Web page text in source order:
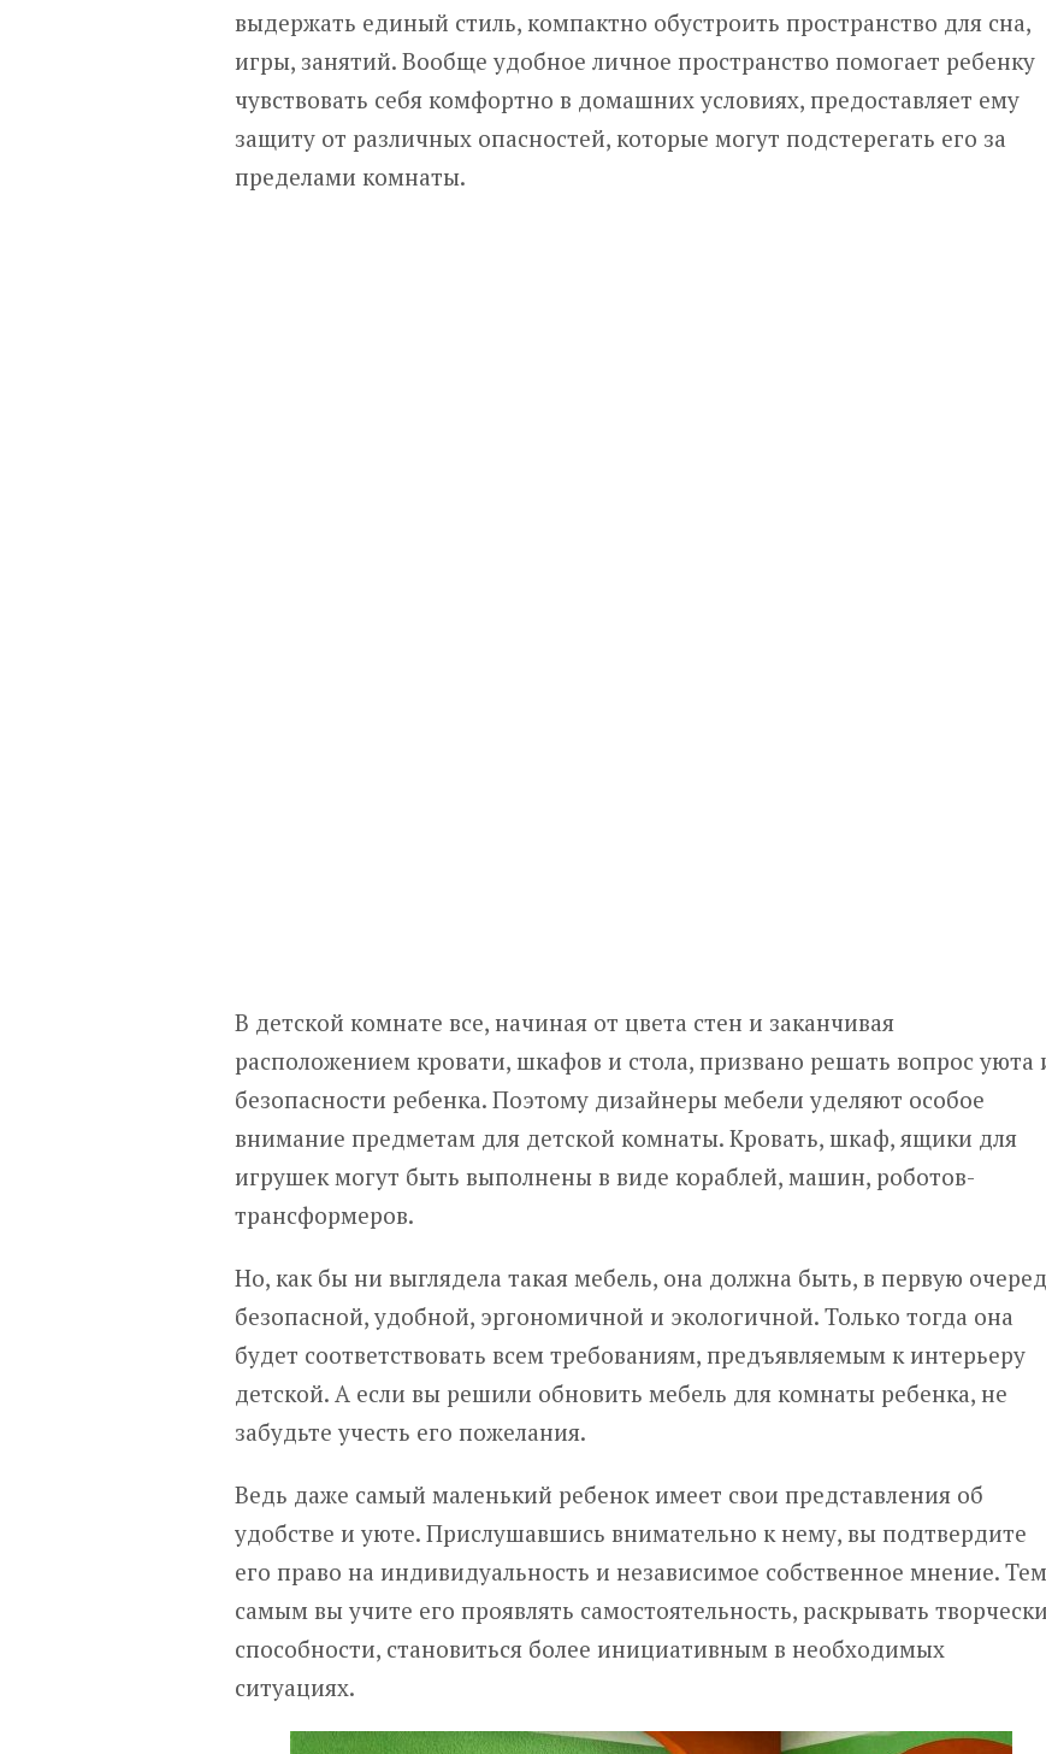
выдержать единый стиль, компактно обустроить пространство для сна,
игры, занятий. Вообще удобное личное пространство помогает ребенку
чувствовать себя комфортно в домашних условиях, предоставляет ему
защиту от различных опасностей, которые могут подстерегать его за
пределами комнаты.
В детской комнате все, начиная от цвета стен и заканчивая
расположением кровати, шкафов и стола, призвано решать вопрос уюта
безопасности ребенка. Поэтому дизайнеры мебели уделяют особое
внимание предметам для детской комнаты. Кровать, шкаф, ящики для
игрушек могут быть выполнены в виде кораблей, машин, роботов-
трансформеров.
Но, как бы ни выглядела такая мебель, она должна быть, в первую
безопасной, удобной, эргономичной и экологичной. Только тогда она
будет соответствовать всем требованиям, предъявляемым к интерьеру
детской. А если вы решили обновить мебель для комнаты ребенка, не
забудьте учесть его пожелания.
Ведь даже самый маленький ребенок имеет свои представления об
удобстве и уюте. Прислушавшись внимательно к нему, вы подтвердите
его право на индивидуальность и независимое собственное мнение. Тем
самым вы учите его проявлять самостоятельность, раскрывать
способности, становиться более инициативным в необходимых
ситуациях.